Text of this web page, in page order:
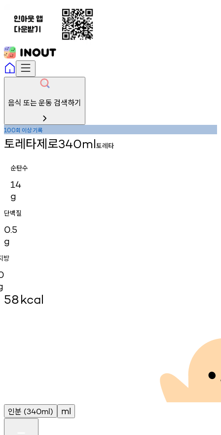
음식 또는 운동 검색하기
100회 이상기록
토레타제로340ml토레타
순탄수
14
g
단백질
0.5
g
방
58kcal
인분 (340ml) ml